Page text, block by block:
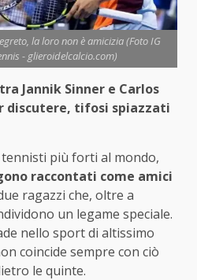
la loro non è amicizia (Foto IG
- glieroidelcalcio.com)
Jannik Sinner e Carlos
discutere, tifosi spiazzati
più forti al mondo,
raccontati come amici
ragazzi che, oltre a
un legame speciale.
nello sport di altissimo
coincide sempre con ciò
le quinte.